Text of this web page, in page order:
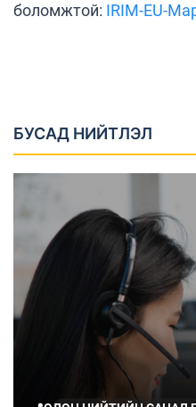
боломжтой: IRIM-EU-
БУСАД НИЙТЛЭЛ